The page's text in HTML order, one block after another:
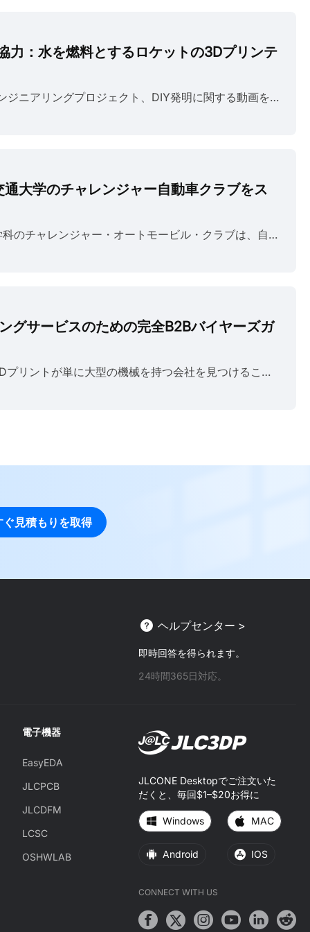
力：水を燃料とするロケットの3Dプリンテ
Integzaは、科学実験、エンジニアリングプロジェクト、DIY発明に関する動画を制作することで知られるYouTuberです。彼のチャンネルは、特にロケット、エンジン、凝った機械装置を含む、創造的なエンジニアリング、物理学、力学に焦点を当てています。Integzaの動画はユーモアと創造性に富んでおり、複雑な科学や工学の概念を気軽で楽しい方法で紹介することが多く、多くのテクノロジー愛好家やDIY愛好家を魅了しています。 出典: integza.com この動画では、水を燃料として使用し、電気分解によって水素と酸素に分解する方法を紹介しています。水素は効率的な燃料であり、ガソリンよりもはるかに高いエネルギー密度を持っています。また、動画ではロケットエンジンの設計・製作方法、3Dプリンティング技術を使った部品製造、ガス生成量を増やすための電気分解装置の改造方法も紹介しています。 出典: integza.com JLC3DPはIntegzaに、ノズル直径8mm（0.32インチ）、燃焼室長80mm（3.14インチ）、直径32.4mm（1.3インチ）の金属3Dプリント製ロケットエンジンを提供しました。Inte......
大学のチャレンジャー自動車クラブをス
韓国国立交通大学機械工学科のチャレンジャー・オートモービル・クラブは、自動車をゼロから設計・製作することに情熱を注ぐ、活気あふれる学生主体のチームです。このチームは、自分たちの自動車を製作することに興味を持つ学生で構成され、車両設計や動的解析などの研究活動に重点を置いています。今年、クラブは最新プロジェクトであるCEF-24車の完成に向けて努力を重ねており、この車両は名誉ある2024年KSAE（韓国自動車工学会）学生自動車競技大会に出場する予定です。 出典：Instagram@challenger_knut チャレンジャーは最近、JLC3DPから製品スポンサーシップを受け、CEF-24車のCNC加工費の一部を支援していただきました。JLC3DPは、高度な3Dプリンティングサービスと精密CNC加工でよく知られており、ユーザーに効率的なオンライン3Dプリンティングサービスを提供することに尽力しています。同時に、チャレンジャーチームはJLCのEasyEDAプログラムを通じて回路設計を完了し、JLCPCBから必要なプリント基板を注文しました。JLC3DPとJLCPCBは現在、統合注文に対応しています。 ク......
グサービスのための完全B2Bバイヤーズガ
多くのバイヤーは、大判3Dプリントが単に大型の機械を持つ会社を見つけることよりも複雑であることを、苦い経験から学びます。サプライヤーは自信満々の見積もりを提示しても、結局は反った部品を納品することがあります。そうなれば、時間も予算も無駄になります。 大規模3Dプリントにより、メーカーは従来の方法では製造が困難または高コストな、大型の試作品、治具、金型、最終製品部品を製造できるようになります。Wohlers Report 2026によると、2025年のグローバルな積層造形産業の収益は242億ドルに達し、産業用途における積層造形の採用が拡大していることが浮き彫りになっています。 このガイドでは、信頼できる大規模3Dプリント会社と、問題が発生するまでは問題なく見える会社を実際に分ける要素について説明します。 大規模3Dプリントサービスは、標準的なデスクトップまたはベンチトップ機器の造形サイズを超える部品やアセンブリを製造します。通常、少なくとも1つの寸法が300mmを超える部品であり、小型の機械では必要とされない産業用機器、検証済み材料、およびプロセス管理が必要です。 これを読んでいるということは、すで......
ぐ見積もりを取得
ヘルプセンター >
即時回答を得られます。
24時間365日対応。
電子機器
EasyEDA
JLCPCB
JLCDFM
LCSC
OSHWLAB
JLCONE Desktopでご注文いた
だくと、毎回$1–$20お得に
Windows MAC
Android IOS
CONNECT WITH US